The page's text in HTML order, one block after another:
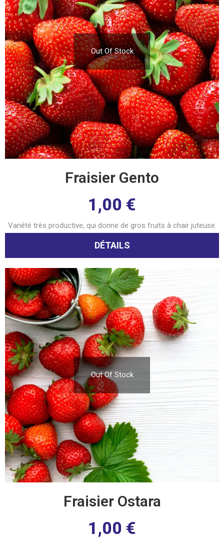
Out Of Stock
Fraisier Gento
1,00 €
Variété très productive, qui donne de gros fruits à chair juteuse.
DÉTAILS
Out Of Stock
Fraisier Ostara
1,00 €